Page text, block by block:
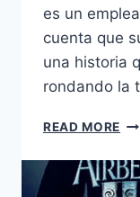
es un
cuenta que
una historia
rondando la
READ MORE